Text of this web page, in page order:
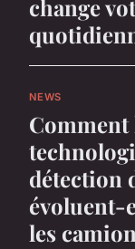
change
NEWS
Comment
détection
évoluent-
les